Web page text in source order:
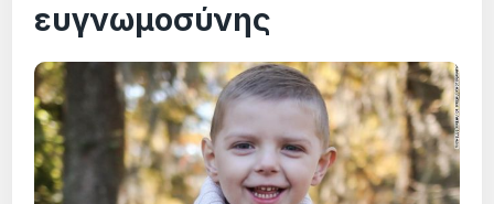
ευγνωμοσύνης